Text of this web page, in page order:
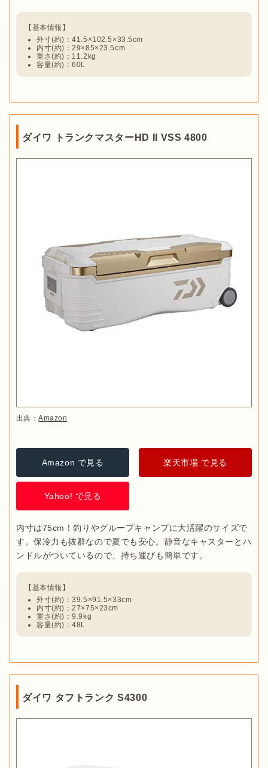
外寸(約)：41.5×102.5×33.5cm
内寸(約)：29×85×23.5cm
重さ(約)：11.2kg
容量(約)：60L
ダイワ トランクマスターHD II VSS 4800
出典：Amazon
Amazon で見る 楽天市場 で見る
Yahoo! で見る
内寸は75cm！釣りやグループキャンプに大活躍のサイズで
す。保冷力も抜群なので夏でも安心。静音なキャスターとハ
外寸(約)：39.5×91.5×33cm
内寸(約)：27×75×23cm
重さ(約)：9.9kg
容量(約)：48L
ダイワ タフトランク S4300